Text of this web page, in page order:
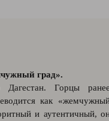
град».
Дагестан. Горцы
как
и аутентичный,